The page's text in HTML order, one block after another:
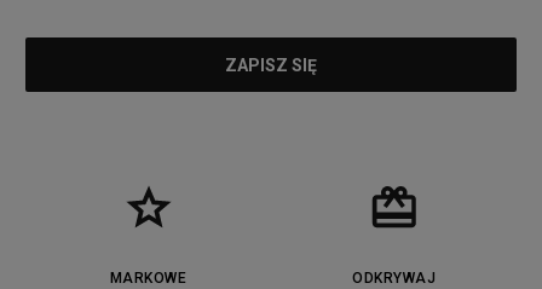
MARKOWE
ODKRYWAJ